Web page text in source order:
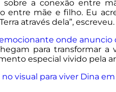
sobre a conexão entre
entre mãe e filho. Eu
através dela”, escreveu.
onde anuncio
para transformar
especial vivido pela
visual para viver Dina em